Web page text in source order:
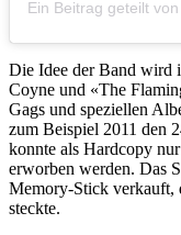
Die Idee der Band wird
Coyne und «The
Gags und speziellen
zum Beispiel 2011 den
konnte als Hardcopy
erworben werden. Das
Memory-Stick verkauft,
steckte.